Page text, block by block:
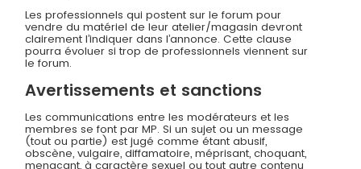
Les professionnels qui postent sur le forum pour
vendre du matériel de leur atelier/magasin devront
clairement l’indiquer dans l’annonce. Cette clause
pourra évoluer si trop de professionnels viennent sur
le forum.
Avertissements et sanctions
Les communications entre les modérateurs et les
membres se font par MP. Si un sujet ou un message
(tout ou partie) est jugé comme étant abusif,
obscène, vulgaire, diffamatoire, méprisant, choquant,
menaçant, à caractère sexuel ou tout autre contenu